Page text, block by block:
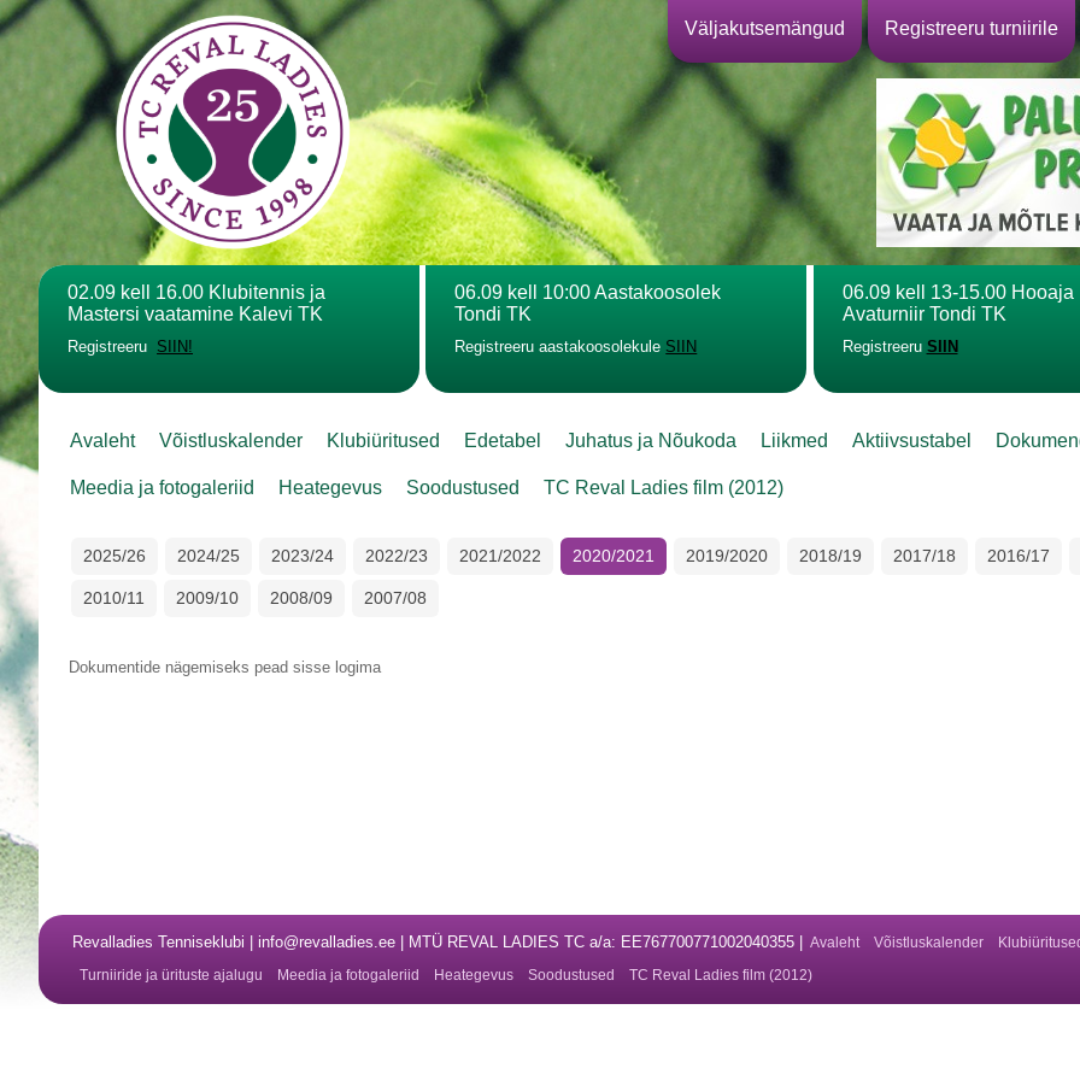
Väljakutsemängud Registreeru turniirile
02.09 kell 16.00 Klubitennis ja
Mastersi vaatamine Kalevi TK
Registreeru SIIN!
06.09 kell 10:00 Aastakoosolek
Tondi TK
Registreeru aastakoosolekule SIIN
06.09 kell 13-15.00 Hooaja
Avaturniir Tondi TK
Registreeru SIIN
Avaleht Võistluskalender Klubiüritused Edetabel Juhatus ja Nõukoda Liikmed Aktiivsustabel
Meedia ja fotogaleriid Heategevus Soodustused TC Reval Ladies film (2012)
2025/26 2024/25 2023/24 2022/23 2021/2022 2020/2021 2019/2020 2018/19 2017/18 2016/17
2010/11 2009/10 2008/09 2007/08
Dokumentide nägemiseks pead sisse logima
Revalladies Tenniseklubi | info@revalladies.ee | MTÜ REVAL LADIES TC a/a: EE767700771002040355 | Avaleht Võistluskalender
Turniiride ja ürituste ajalugu
Meedia ja fotogaleriid Heategevus Soodustused TC Reval Ladies film (2012)